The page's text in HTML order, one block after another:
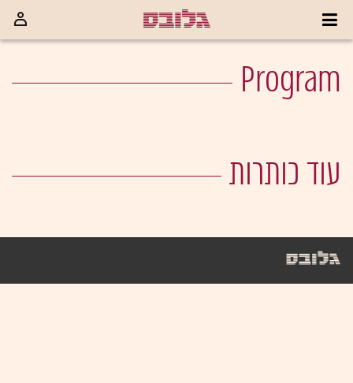
Program
עוד כותרות